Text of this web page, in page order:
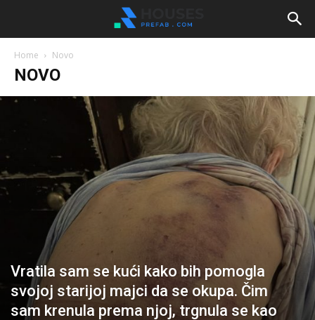
Home Novo
NOVO
Vratila sam se kući kako bih pomogla
svojoj starijoj majci da se okupa. Čim
sam krenula prema njoj, trgnula se kao